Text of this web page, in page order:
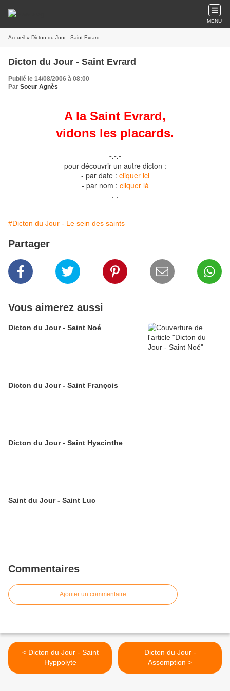
MENU
Accueil » Dicton du Jour - Saint Evrard
Dicton du Jour - Saint Evrard
Publié le 14/08/2006 à 08:00
Par Soeur Agnès
A la Saint Evrard,
vidons les placards.
-.-.-
pour découvrir un autre dicton :
- par date : cliquer ici
- par nom : cliquer là
-.-.-
#Dicton du Jour - Le sein des saints
Partager
Vous aimerez aussi
Dicton du Jour - Saint Noé
Dicton du Jour - Saint François
Dicton du Jour - Saint Hyacinthe
Saint du Jour - Saint Luc
Commentaires
Ajouter un commentaire
< Dicton du Jour - Saint
Hyppolyte
Dicton du Jour -
Assomption >